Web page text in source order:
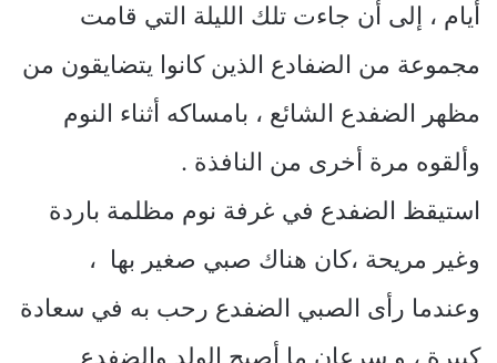
أيام ، إلى أن جاءت تلك الليلة التي قامت
مجموعة من الضفادع الذين كانوا يتضايقون من
مظهر الضفدع الشائع ، بامساكه أثناء النوم
وألقوه مرة أخرى من النافذة .
استيقظ الضفدع في غرفة نوم مظلمة باردة
وغير مريحة ،كان هناك صبي صغير بها ،
وعندما رأى الصبي الضفدع رحب به في سعادة
كبيرة ، و سرعان ما أصبح الولد والضفدع